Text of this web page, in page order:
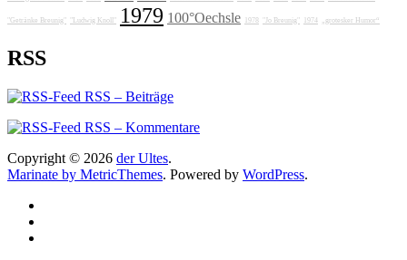
"Getränke Breunig" "Ludwig Knoll" 1979 100°Oechsle 1978 "Jo Breunig" 1974 „grotesker Humor“
RSS
RSS – Beiträge
RSS – Kommentare
Copyright © 2026 der Ultes.
Marinate by MetricThemes. Powered by WordPress.